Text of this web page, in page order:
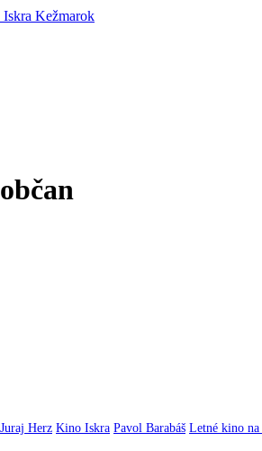
Juraj Herz Kino Iskra Pavol Barabáš Letné kino